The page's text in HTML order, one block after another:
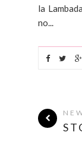
la
no...